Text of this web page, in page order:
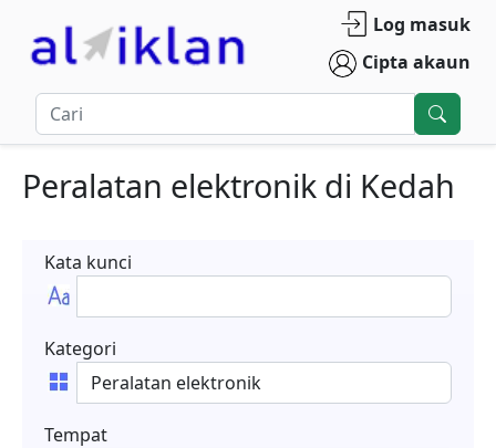
Log masuk
Cipta akaun
Peralatan elektronik di Kedah
Kata kunci
Kategori
Tempat